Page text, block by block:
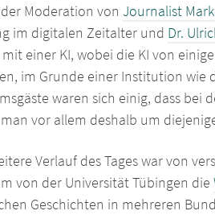
Moderation von Journalist
im digitalen Zeitalter und Dr.
einer KI, wobei die KI von
im Grunde einer Institution wie
waren sich einig, dass bei
vor allem deshalb um
Verlauf des Tages war von
von der Universität Tübingen die
Geschichten in mehreren